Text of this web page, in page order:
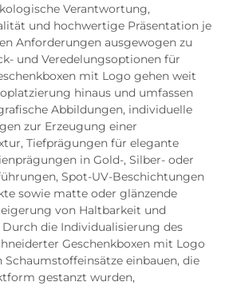
Verantwortung,
und hochwertige Präsentation je
Anforderungen ausgewogen zu
und Veredelungsoptionen für
mit Logo gehen weit
hinaus und umfassen
Abbildungen, individuelle
zur Erzeugung einer
Tiefprägungen für elegante
in Gold-, Silber- oder
Spot-UV-Beschichtungen
sowie matte oder glänzende
von Haltbarkeit und
die Individualisierung des
Geschenkboxen mit Logo
einbauen, die
gestanzt wurden,